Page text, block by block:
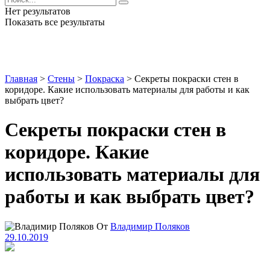
Нет результатов
Показать все результаты
Главная > Стены > Покраска > Секреты покраски стен в
коридоре. Какие использовать материалы для работы и как
выбрать цвет?
Секреты покраски стен в
коридоре. Какие
использовать материалы для
работы и как выбрать цвет?
От Владимир Поляков
29.10.2019